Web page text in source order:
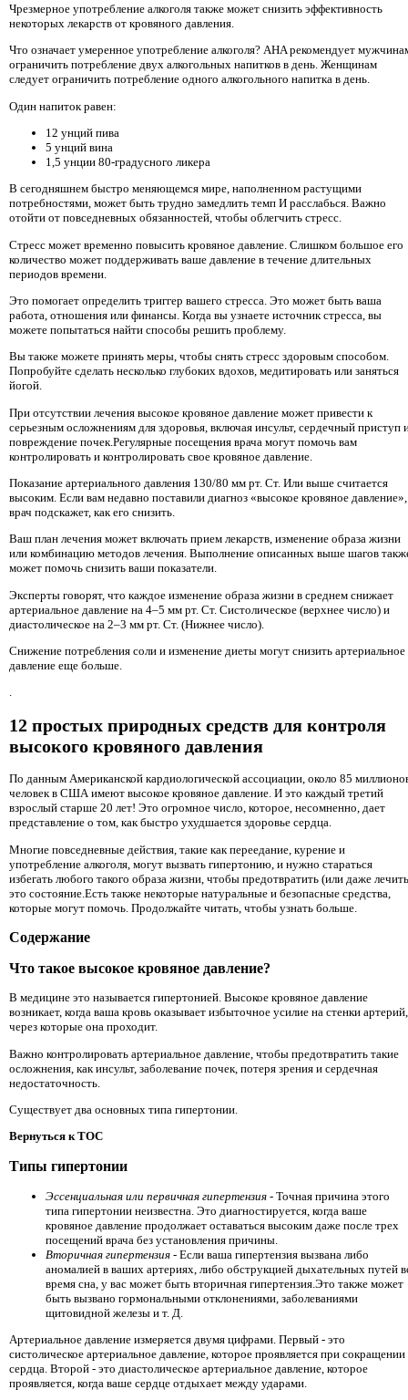
Чрезмерное употребление алкоголя также может снизить эффективность
некоторых лекарств от кровяного давления.
Что означает умеренное употребление алкоголя? AHA рекомендует
ограничить потребление двух алкогольных напитков в день. Женщинам
следует ограничить потребление одного алкогольного напитка в день.
Один напиток равен:
12 унций пива
5 унций вина
1,5 унции 80-градусного ликера
В сегодняшнем быстро меняющемся мире, наполненном растущими
потребностями, может быть трудно замедлить темп И расслабься. Важно
отойти от повседневных обязанностей, чтобы облегчить стресс.
Стресс может временно повысить кровяное давление. Слишком большое его
количество может поддерживать ваше давление в течение длительных
периодов времени.
Это помогает определить триггер вашего стресса. Это может быть ваша
работа, отношения или финансы. Когда вы узнаете источник стресса, вы
можете попытаться найти способы решить проблему.
Вы также можете принять меры, чтобы снять стресс здоровым способом.
Попробуйте сделать несколько глубоких вдохов, медитировать или заняться
йогой.
При отсутствии лечения высокое кровяное давление может привести к
серьезным осложнениям для здоровья, включая инсульт, сердечный приступ
повреждение почек.Регулярные посещения врача могут помочь вам
контролировать и контролировать свое кровяное давление.
Показание артериального давления 130/80 мм рт. Ст. Или выше считается
высоким. Если вам недавно поставили диагноз «высокое кровяное давление»,
врач подскажет, как его снизить.
Ваш план лечения может включать прием лекарств, изменение образа жизни
или комбинацию методов лечения. Выполнение описанных выше шагов
может помочь снизить ваши показатели.
Эксперты говорят, что каждое изменение образа жизни в среднем снижает
артериальное давление на 4–5 мм рт. Ст. Систолическое (верхнее число) и
диастолическое на 2–3 мм рт. Ст. (Нижнее число).
Снижение потребления соли и изменение диеты могут снизить артериальное
давление еще больше.
.
12 простых природных средств для контроля
высокого кровяного давления
По данным Американской кардиологической ассоциации, около 85
человек в США имеют высокое кровяное давление. И это каждый третий
взрослый старше 20 лет! Это огромное число, которое, несомненно, дает
представление о том, как быстро ухудшается здоровье сердца.
Многие повседневные действия, такие как переедание, курение и
употребление алкоголя, могут вызвать гипертонию, и нужно стараться
избегать любого такого образа жизни, чтобы предотвратить (или даже
это состояние.Есть также некоторые натуральные и безопасные средства,
которые могут помочь. Продолжайте читать, чтобы узнать больше.
Содержание
Что такое высокое кровяное давление?
В медицине это называется гипертонией. Высокое кровяное давление
возникает, когда ваша кровь оказывает избыточное усилие на стенки артерий,
через которые она проходит.
Важно контролировать артериальное давление, чтобы предотвратить такие
осложнения, как инсульт, заболевание почек, потеря зрения и сердечная
недостаточность.
Существует два основных типа гипертонии.
Вернуться к TOC
Типы гипертонии
Эссенциальная или первичная гипертензия - Точная причина этого
типа гипертонии неизвестна. Это диагностируется, когда ваше
кровяное давление продолжает оставаться высоким даже после трех
посещений врача без установления причины.
Вторичная гипертензия - Если ваша гипертензия вызвана либо
аномалией в ваших артериях, либо обструкцией дыхательных путей
время сна, у вас может быть вторичная гипертензия.Это также может
быть вызвано гормональными отклонениями, заболеваниями
щитовидной железы и т. Д.
Артериальное давление измеряется двумя цифрами. Первый - это
систолическое артериальное давление, которое проявляется при сокращении
сердца. Второй - это диастолическое артериальное давление, которое
проявляется, когда ваше сердце отдыхает между ударами.